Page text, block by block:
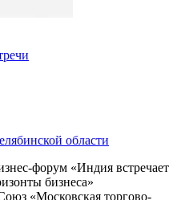
области
форум «Индия встречает
бизнеса»
«Московская торгово-